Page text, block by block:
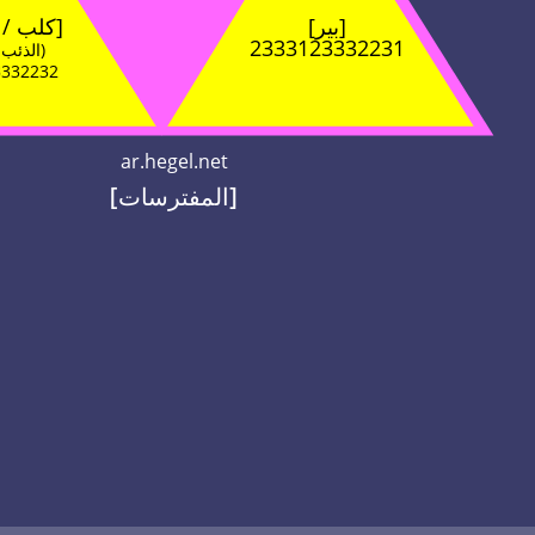
[كلب / القطط]
(الذئب والأسد)
[بير]
2333123332231
ar.hegel.net
[المفترسات]